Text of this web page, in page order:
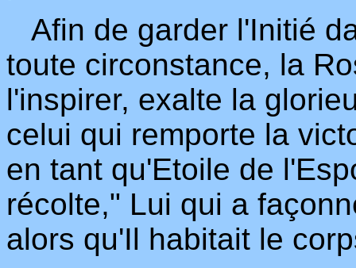
Afin de garder l'Initié
toute circonstance, la
l'inspirer, exalte la
celui qui remporte la
en tant qu'Etoile de
récolte," Lui qui a
alors qu'Il habitait le